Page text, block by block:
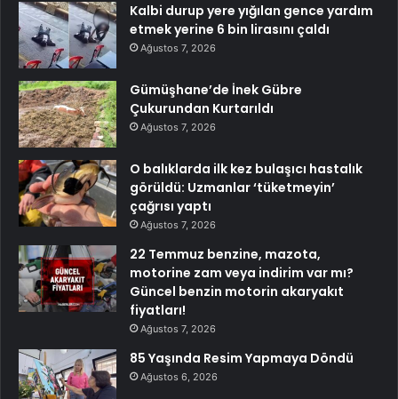
Kalbi durup yere yığılan gence yardım
etmek yerine 6 bin lirasını çaldı
Ağustos 7, 2026
Gümüşhane’de İnek Gübre
Çukurundan Kurtarıldı
Ağustos 7, 2026
O balıklarda ilk kez bulaşıcı hastalık
görüldü: Uzmanlar ‘tüketmeyin’
çağrısı yaptı
Ağustos 7, 2026
22 Temmuz benzine, mazota,
motorine zam veya indirim var mı?
Güncel benzin motorin akaryakıt
fiyatları!
Ağustos 7, 2026
85 Yaşında Resim Yapmaya Döndü
Ağustos 6, 2026